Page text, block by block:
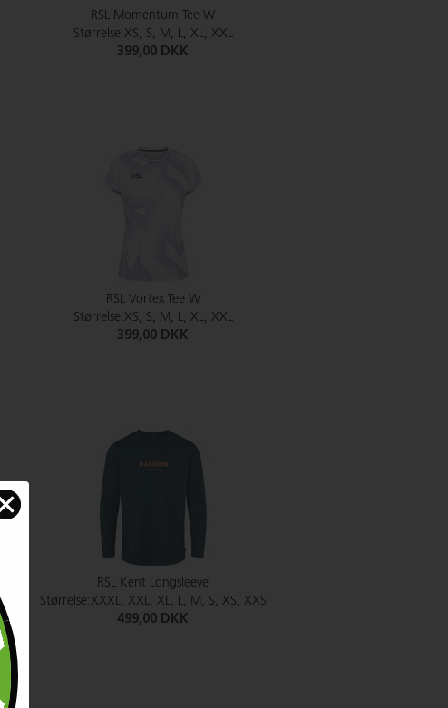
RSL Momentum Tee W
Størrelse:XS, S, M, L, XL, XXL
399,00 DKK
RSL Vortex Tee W
Størrelse:XS, S, M, L, XL, XXL
399,00 DKK
RSL Kent Longsleeve
Størrelse:XXXL, XXL, XL, L, M, S, XS, XXS
499,00 DKK